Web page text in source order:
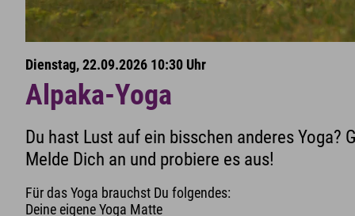
Dienstag, 22.09.2026 10:30 Uhr
Alpaka-Yoga
Du hast Lust auf ein bisschen anderes
Melde Dich an und probiere es aus!
Für das Yoga brauchst Du folgendes:
Deine eigene Yoga Matte